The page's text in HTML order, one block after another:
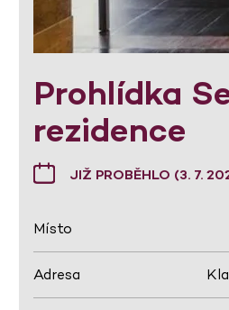
Prohlídka
rezidence
JIŽ PROBĚHLO (3. 7.
Místo
Adresa